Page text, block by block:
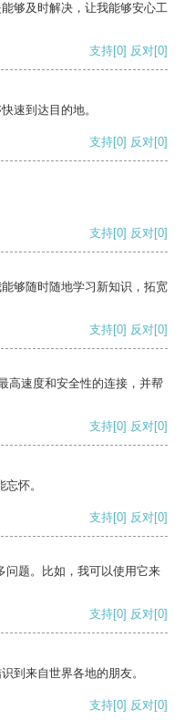
够及时解决，让我能够安心工
支持[0] 反对[0]
速到达目的地。
支持[0] 反对[0]
支持[0] 反对[0]
够随时随地学习新知识，拓宽
支持[0] 反对[0]
高速度和安全性的连接，并帮
支持[0] 反对[0]
怀。
支持[0] 反对[0]
问题。比如，我可以使用它来
支持[0] 反对[0]
到来自世界各地的朋友。
支持[0] 反对[0]